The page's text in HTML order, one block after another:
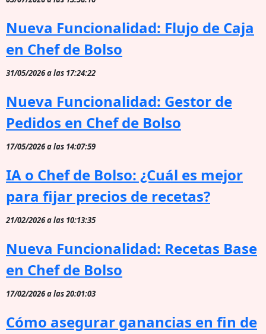
Nueva Funcionalidad: Flujo de Caja
en Chef de Bolso
31/05/2026 a las 17:24:22
Nueva Funcionalidad: Gestor de
Pedidos en Chef de Bolso
17/05/2026 a las 14:07:59
IA o Chef de Bolso: ¿Cuál es mejor
para fijar precios de recetas?
21/02/2026 a las 10:13:35
Nueva Funcionalidad: Recetas Base
en Chef de Bolso
17/02/2026 a las 20:01:03
Cómo asegurar ganancias en fin de